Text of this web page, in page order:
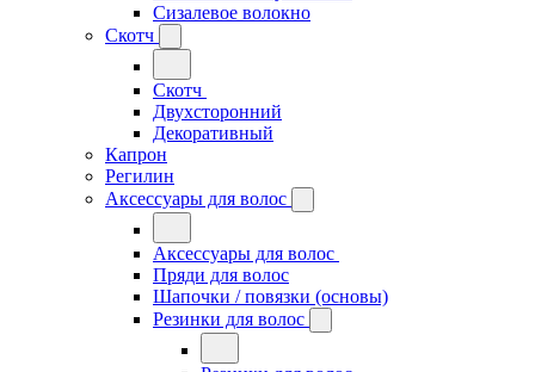
Сизалевое волокно
Скотч
Скотч
Двухсторонний
Декоративный
Капрон
Регилин
Аксессуары для волос
Аксессуары для волос
Пряди для волос
Шапочки / повязки (основы)
Резинки для волос